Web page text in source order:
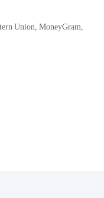
Union, MoneyGram,